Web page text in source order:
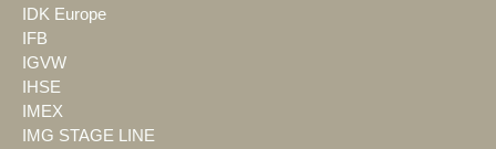
IDK Europe
IFB
IGVW
IHSE
IMEX
IMG STAGE LINE